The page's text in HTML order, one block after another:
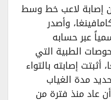
إصابة لاعب خط وسط
وأصدر
عبر حسابه
الطبية التي
إصابته بالتواء
مدة الغياب
عاد منذ فترة من